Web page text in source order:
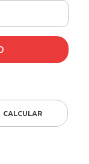
CALCULAR